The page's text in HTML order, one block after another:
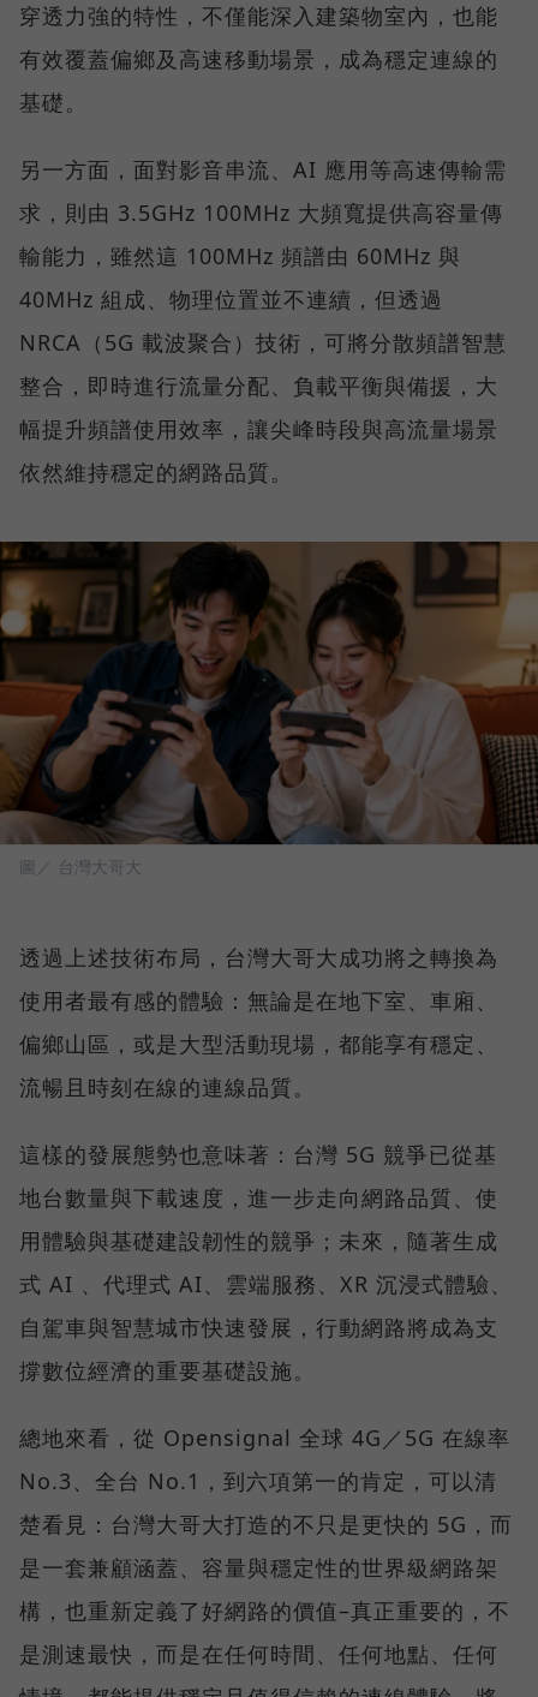
穿透力強的特性，不僅能深入建築物室內，也能
有效覆蓋偏鄉及高速移動場景，成為穩定連線的
基礎。
另一方面，面對影音串流、AI 應用等高速傳輸需
求，則由 3.5GHz 100MHz 大頻寬提供高容量傳
輸能力，雖然這 100MHz 頻譜由 60MHz 與
40MHz 組成、物理位置並不連續，但透過
NRCA（5G 載波聚合）技術，可將分散頻譜智慧
整合，即時進行流量分配、負載平衡與備援，大
幅提升頻譜使用效率，讓尖峰時段與高流量場景
依然維持穩定的網路品質。
圖／ 台灣大哥大
透過上述技術布局，台灣大哥大成功將之轉換為
使用者最有感的體驗：無論是在地下室、車廂、
偏鄉山區，或是大型活動現場，都能享有穩定、
流暢且時刻在線的連線品質。
這樣的發展態勢也意味著：台灣 5G 競爭已從基
地台數量與下載速度，進一步走向網路品質、使
用體驗與基礎建設韌性的競爭；未來，隨著生成
式 AI 、代理式 AI、雲端服務、XR 沉浸式體驗、
自駕車與智慧城市快速發展，行動網路將成為支
撐數位經濟的重要基礎設施。
總地來看，從 Opensignal 全球 4G／5G 在線率
No.3、全台 No.1，到六項第一的肯定，可以清
楚看見：台灣大哥大打造的不只是更快的 5G，而
是一套兼顧涵蓋、容量與穩定性的世界級網路架
構，也重新定義了好網路的價值–真正重要的，不
是測速最快，而是在任何時間、任何地點、任何